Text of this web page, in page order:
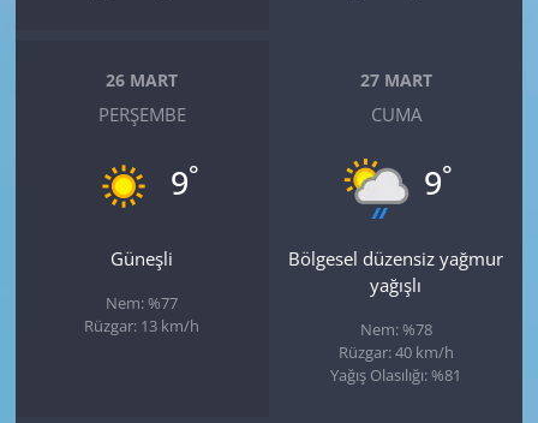
26 MART
PERŞEMBE
9°
Güneşli
Nem: %77
Rüzgar: 13 km/h
27 MART
CUMA
9°
Bölgesel düzensiz yağmur
yağışlı
Nem: %78
Rüzgar: 40 km/h
Yağış Olasılığı: %81